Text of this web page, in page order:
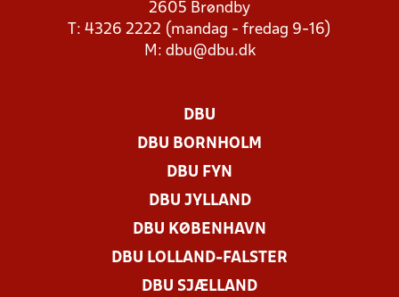
2605 Brøndby
T: 4326 2222 (mandag - fredag 9-16)
M: dbu@dbu.dk
DBU
DBU BORNHOLM
DBU FYN
DBU JYLLAND
DBU KØBENHAVN
DBU LOLLAND-FALSTER
DBU SJÆLLAND